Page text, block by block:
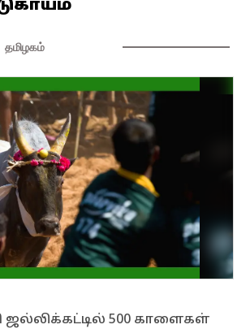
தமிழகம்
ஜல்லிக்கட்டில் 500 காளைகள்